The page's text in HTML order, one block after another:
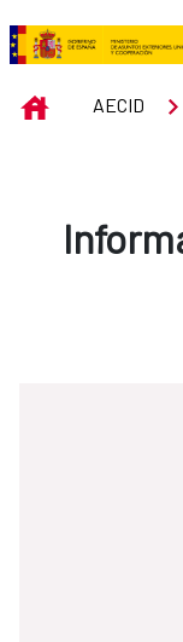
Skip to Main Content
INICIOAECID